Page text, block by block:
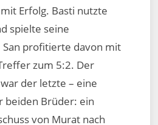
Erfolg. Basti nutzte
spielte seine
San profitierte davon mit
zum 5:2. Der
der letzte – eine
beiden Brüder: ein
von Murat nach